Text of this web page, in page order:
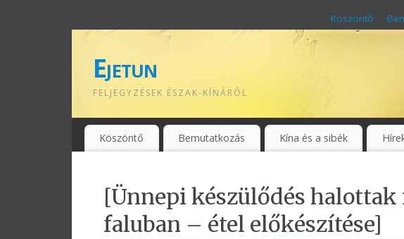
Köszöntő
Ejetun
FELJEGYZÉSEK ÉSZAK-KÍNÁRÓL
Köszöntő Bemutatkozás Kína és a sibék
[Ünnepi készülődés halottak
faluban – étel előkészítése]